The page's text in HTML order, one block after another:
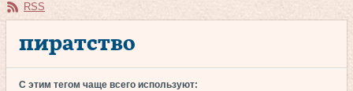
RSS
пиратство
С этим тегом чаще всего используют: